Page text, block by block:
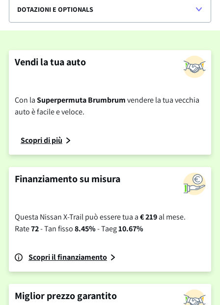
DOTAZIONI E OPTIONALS
Vendi la tua auto
Con laSuperpermuta Brumbrumvendere la tua vecchia
auto è facile e veloce.
Scopri di più
Finanziamento su misura
Questa Nissan X-Trail può essere tua a€ 219al mese.
Rate72- Tan fisso8.45%- Taeg10.67%
Scopri il finanziamento
Miglior prezzo garantito